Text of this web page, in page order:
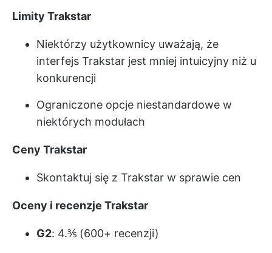
Limity Trakstar
Niektórzy użytkownicy uważają, że
interfejs Trakstar jest mniej intuicyjny niż u
konkurencji
Ograniczone opcje niestandardowe w
niektórych modułach
Ceny Trakstar
Skontaktuj się z Trakstar w sprawie cen
Oceny i recenzje Trakstar
G2: 4.⅗ (600+ recenzji)